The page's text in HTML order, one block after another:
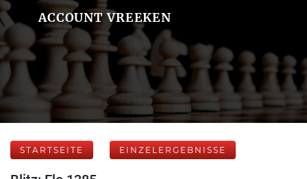
ACCOUNT VREEKEN
STARTSEITE EINZELERGEBNISSE